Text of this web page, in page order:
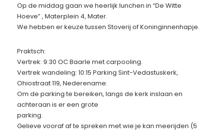
Op de middag gaan we heerlijk lunchen in “De Witte
Hoeve” , Materplein 4, Mater.
We hebben er keuze tussen Stoverij of Koninginnenhapje.
Praktsch:
Vertrek: 9:30 OC Baarle met carpooling.
Vertrek wandeling: 10:15 Parking Sint-Vedastuskerk,
Ohiostraat 119, Nederename.
Om de parking te bereiken, langs de kerk inslaan en
achteraan is er een grote
parking.
Gelieve vooraf af te spreken met wie je kan meerijden (5